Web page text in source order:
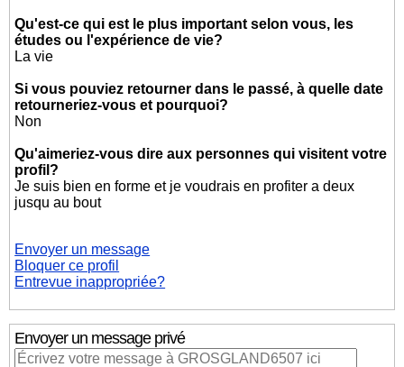
Qu'est-ce qui est le plus important selon vous, les
études ou l'expérience de vie?
La vie
Si vous pouviez retourner dans le passé, à quelle date
retourneriez-vous et pourquoi?
Non
Qu'aimeriez-vous dire aux personnes qui visitent votre
profil?
Je suis bien en forme et je voudrais en profiter a deux
jusqu au bout
Envoyer un message
Bloquer ce profil
Entrevue inappropriée?
Envoyer un message privé